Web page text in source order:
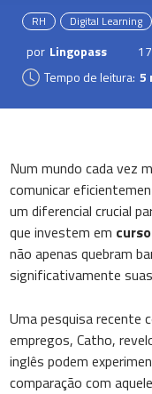
RH Digital Learning
por Lingopass
Tempo de leitura: 5
Num mundo cada vez
comunicar
um diferencial crucial
que investem em
não apenas quebram
significativamente
Uma pesquisa recente
empregos, Catho,
inglês podem
comparação com